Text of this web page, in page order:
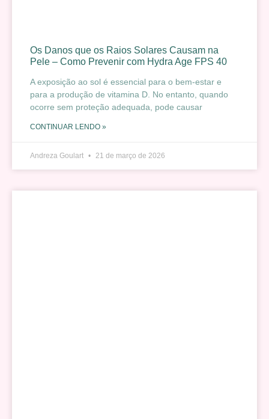
Os Danos que os Raios Solares Causam na
Pele – Como Prevenir com Hydra Age FPS 40
A exposição ao sol é essencial para o bem-estar e
para a produção de vitamina D. No entanto, quando
ocorre sem proteção adequada, pode causar
CONTINUAR LENDO »
Andreza Goulart 21 de março de 2026